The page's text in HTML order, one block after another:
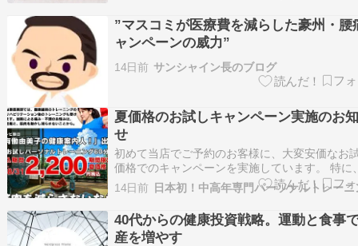
ります。逆に健康投資を今からしておけば、60
降の医療費を大幅に削減でき、その分を老後資
”マスコミが医療費を減らした豪州・腰
ャンペーンの威力”
14日前 サンシャイン長のブログ
夏価格のお試しキャンペーン実施のお
せ
初めて当店でご予約のお客様に、大変安価なお
価格でのキャンペーンを実施しています。 特に
「運動しないといけない」と思っている 医師や
に運動を勧められている 一人でトレーニングし
ど結果が曖昧で意味がなかった 痛みや不調の日
くなってきた すぐ疲れて昔みたいに頑張れな…
14日前
40代からの健康投資戦略。運動と食事
産を増やす